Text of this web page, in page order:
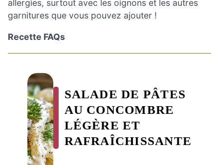
allergies, surtout avec les oignons et les autres
garnitures que vous pouvez ajouter !
Recette FAQs
SALADE DE PÂTES
AU CONCOMBRE
LÉGÈRE ET
RAFRAÎCHISSANTE